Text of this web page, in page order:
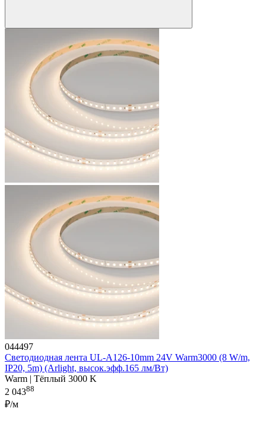
044497
Светодиодная лента UL-A126-10mm 24V Warm3000 (8 W/m,
IP20, 5m) (Arlight, высок.эфф.165 лм/Вт)
Warm | Тёплый 3000 K
2 04388
₽/м